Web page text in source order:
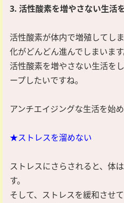
3. 活性酸素を増やさない生活
活性酸素が体内で増殖してし
化がどんどん進んでしまいます
活性酸素を増やさない生活を
ープしたいですね。
アンチエイジングな生活を始め
★ストレスを溜めない
ストレスにさらされると、体
す。
そして、ストレスを緩和させ